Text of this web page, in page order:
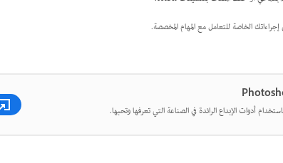
الخاصة للتعامل مع المهام المخصصة.
أدوات الإبداع الرائدة في الصناعة التي تعرفها وتحبها.